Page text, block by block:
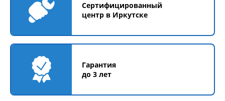
Сертифицированный
центр в Иркутске
Гарантия
до 3 лет